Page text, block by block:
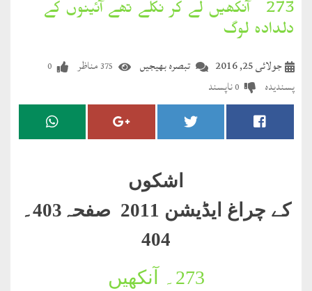
کلام
مضطرؔ
دستِ
دعا
کلام
273۔ آنکھیں لے کر نکلے تھے آئینوں کے
دلدادہ لوگ
تبصرہ بھیجیں جولائی 25, 2016 375 مناظر 0
پسندیدہ 0ناپسند
اشکوں
کے چراغ ایڈیشن 2011 صفحہ403۔
404
273۔
آنکھیں